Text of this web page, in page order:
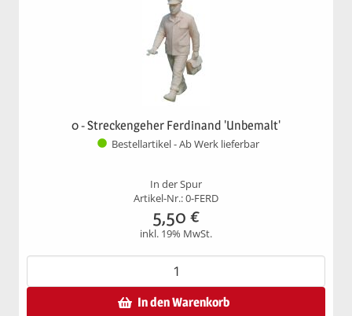
0 - Streckengeher Ferdinand 'Unbemalt'
Bestellartikel - Ab Werk lieferbar
In der Spur
Artikel-Nr.: 0-FERD
5,50 €
inkl. 19% MwSt.
In den Warenkorb